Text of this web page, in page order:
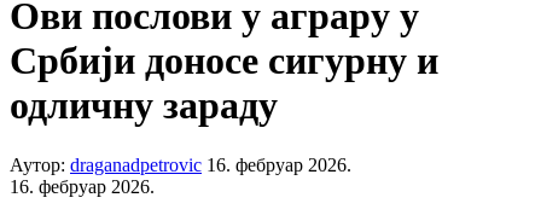
Ови послови у аграру у
Србији доносе сигурну и
одличну зараду
Аутор: draganadpetrovic 16. фебруар 2026.
16. фебруар 2026.